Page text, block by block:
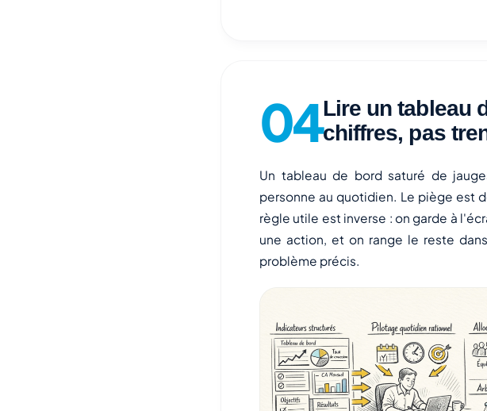
Lire un tableau
chiffres, pas
Un tableau de bord saturé de
personne au quotidien. Le piège est
règle utile est inverse : on garde à
une action, et on range le reste
problème précis.